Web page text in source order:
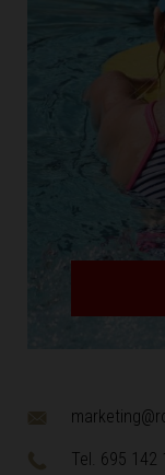
Tel. 695 142